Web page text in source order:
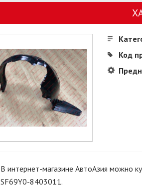
Код
В интернет-магазине АвтоАзия можно
SF69Y0-8403011.